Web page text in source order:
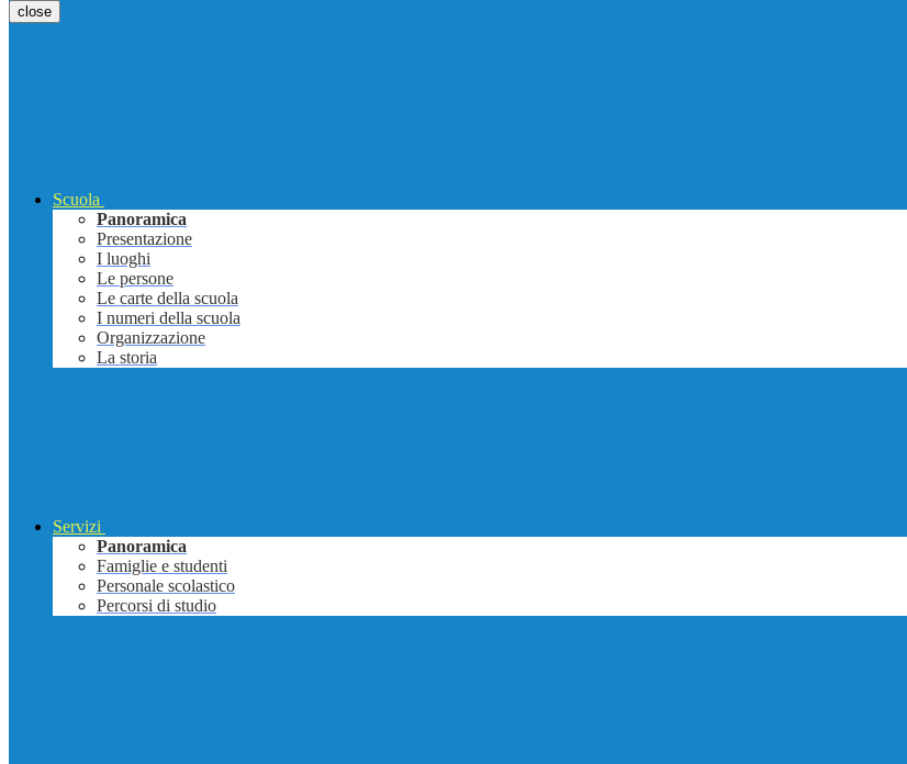
close
Scuola
Panoramica
Presentazione
I luoghi
Le persone
Le carte della scuola
I numeri della scuola
Organizzazione
La storia
Servizi
Panoramica
Famiglie e studenti
Personale scolastico
Percorsi di studio